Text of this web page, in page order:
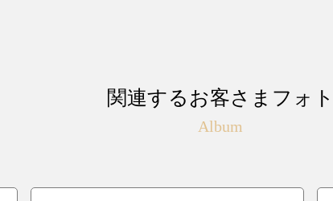
関連するお客さまフォト
Album